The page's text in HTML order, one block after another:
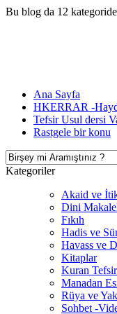
Bu blog da 12
Ana Sayfa
HKERRAR -
Tefsir Usul dersi
Rastgele bir konu
Kategoriler
Akaid ve
Dini
Fıkıh
Hadis ve
Havass ve
Kitaplar
Kuran
Manadan
Rüya ve
Sohbet -